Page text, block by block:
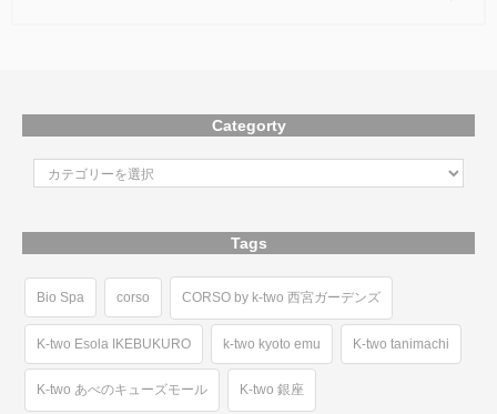
Categorty
Tags
Bio Spa corso CORSO by k-two 西宮ガーデンズ
K-two Esola IKEBUKURO k-two kyoto emu K-two tanimachi
K-two あべのキューズモール K-two 銀座